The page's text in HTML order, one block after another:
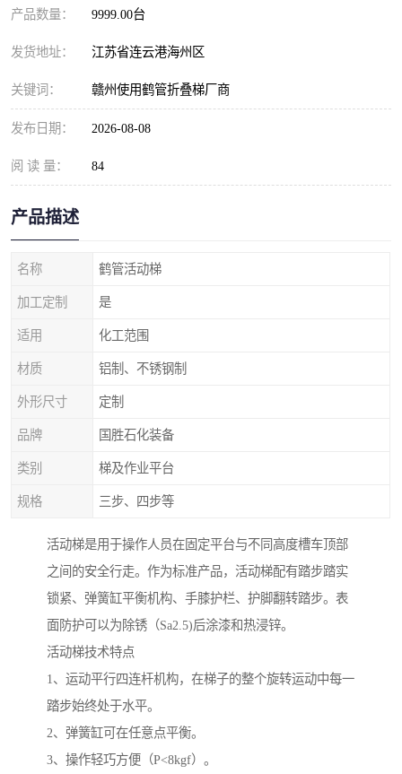
产品数量： 9999.00台
发货地址： 江苏省连云港海州区
关键词： 赣州使用鹤管折叠梯厂商
发布日期： 2026-08-08
阅 读 量： 84
产品描述
名称 鹤管活动梯
加工定制 是
适用 化工范围
材质 铝制、不锈钢制
外形尺寸 定制
品牌 国胜石化装备
类别 梯及作业平台
规格 三步、四步等
活动梯是用于操作人员在固定平台与不同高度槽车顶部
之间的安全行走。作为标准产品，活动梯配有踏步踏实
锁紧、弹簧缸平衡机构、手膝护栏、护脚翻转踏步。表
面防护可以为除锈（Sa2.5)后涂漆和热浸锌。
活动梯技术特点
1、运动平行四连杆机构，在梯子的整个旋转运动中每一
踏步始终处于水平。
2、弹簧缸可在任意点平衡。
3、操作轻巧方便（P<8kgf）。